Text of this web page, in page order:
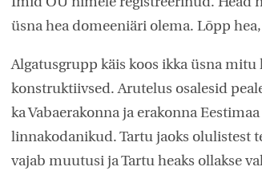
üsna hea domeeniäri olema. Lõpp
Algatusgrupp käis koos ikka üsna
konstruktiivsed. Arutelus osalesid
ka Vabaerakonna ja erakonna
linnakodanikud. Tartu jaoks olulistest
vajab muutusi ja Tartu heaks ollakse